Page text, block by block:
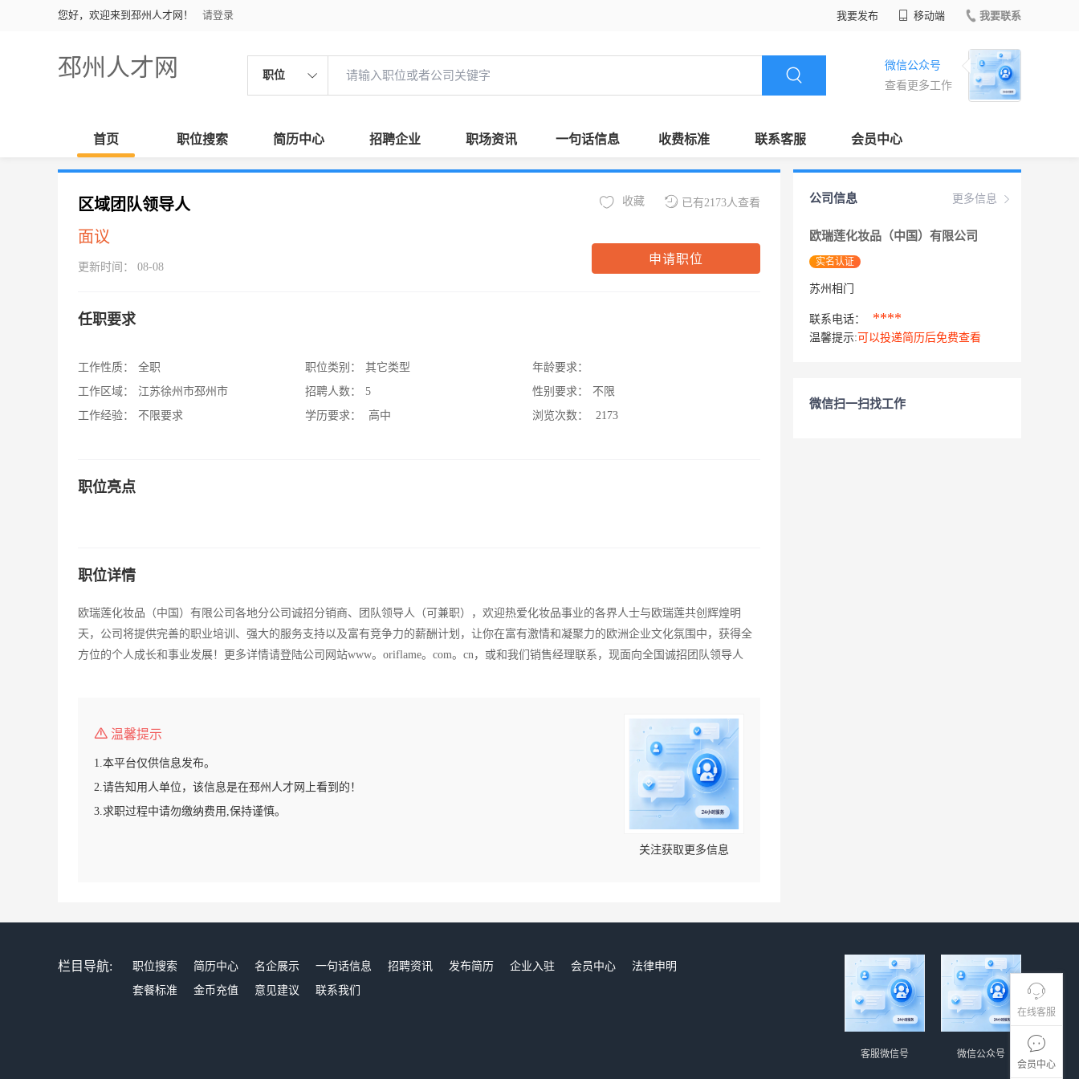
您好，欢迎来到邳州人才网！ 请登录 我要发布 移动端 我要联系
邳州人才网 职位
微信公众号
查看更多工作
首页 职位搜索 简历中心 招聘企业 职场资讯 一句话信息 收费标准 联系客服 会员中心
在线客服
会员中心
区域团队领导人
面议
更新时间： 08-08
已有2173人查看
收藏
申请职位
任职要求
工作性质：
全职
工作区域：
江苏徐州市邳州市
工作经验：
不限要求
职位类别：
其它类型
招聘人数：
5
学历要求：
高中
年龄要求：
性别要求：
不限
浏览次数：
2173
职位亮点
职位详情
欧瑞莲化妆品（中国）有限公司各地分公司诚招分销商、团队领导人（可兼职），欢迎热爱化妆品事业的各界人士与欧瑞莲共创辉煌明
天，公司将提供完善的职业培训、强大的服务支持以及富有竞争力的薪酬计划，让你在富有激情和凝聚力的欧洲企业文化氛围中，获得全
方位的个人成长和事业发展！更多详情请登陆公司网站www。oriflame。com。cn，或和我们销售经理联系，现面向全国诚招团队领导人
温馨提示
1.本平台仅供信息发布。
2.请告知用人单位，该信息是在邳州人才网上看到的！
3.求职过程中请勿缴纳费用,保持谨慎。
关注获取更多信息
更多信息
公司信息
欧瑞莲化妆品（中国）有限公司
实名认证
苏州相门
联系电话： ****
温馨提示: 可以投递简历后免费查看
微信扫一扫找工作
栏目导航: 职位搜索 简历中心 名企展示 一句话信息 招聘资讯 发布简历 企业入驻 会员中心
法律申明
套餐标准
金币充值 意见建议 联系我们
微信公众号
客服微信号